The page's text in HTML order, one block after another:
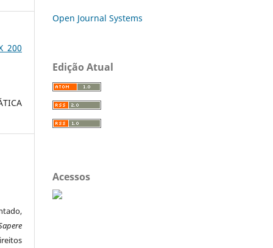
200
Open Journal Systems
Edição Atual
Acessos